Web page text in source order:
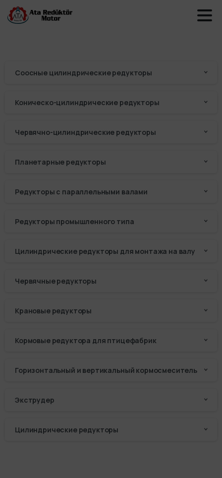
Соосные цилиндрические редукторы
Коническо-цилиндрические редукторы
Червячно-цилиндрические редукторы
Планетарные редукторы
Редукторы с параллельными валами
Редукторы промышленного типа
Цилиндрические редукторы для монтажа на валу
Червячные редукторы
Крановые редукторы
Кормовые редуктора для птицефабрик
Горизонтальный и вертикальный кормосмеситель
Экструдер
Цилиндрические редукторы